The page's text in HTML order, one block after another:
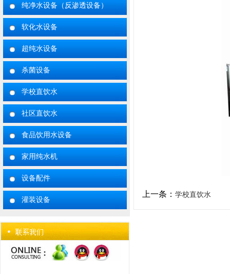
纯净水设备（反渗透设备）
软化水设备
超纯水设备
杀菌设备
学校直饮水
社区直饮水
食品饮用水设备
家用纯水机
设备配件
灌装设备
上一条： 学校直饮水